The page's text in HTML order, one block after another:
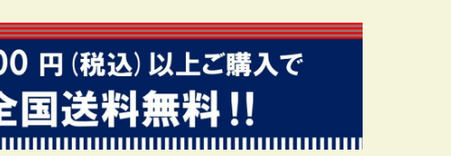
只今、カートに商品はございません。